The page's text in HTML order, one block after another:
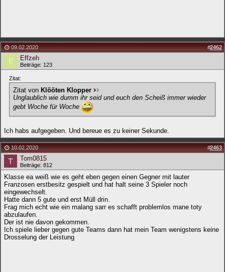
09.02.2020 #2462
Effzeh
Beiträge: 123
Zitat:
Zitat von Klööten Klopper
Unglaublich wie dumm ihr seid und euch den Scheiß immer wieder
gebt Woche für Woche
Ich habs aufgegeben. Und bereue es zu keiner Sekunde.
10.02.2020 #2463
Tom0815
Beiträge: 812
Klasse ea weiß wie es geht eben gegen einen Gegner mit lauter
Franzosen erstbesitz gespielt und hat halt seine 3 Spieler noch
eingewechselt.
Hatte dann 5 gute und erst Müll drin.
Frag mich echt wie ein malang sarr es schafft problemlos mane toty
abzulaufen.
Der ist nie davon gekommen.
Ich spiele lieber gegen gute Teams dann hat mein Team wenigstens keine
Drosselung der Leistung